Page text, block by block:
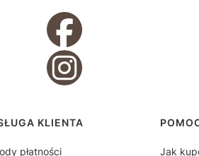
KLIENTA
płatności Jak